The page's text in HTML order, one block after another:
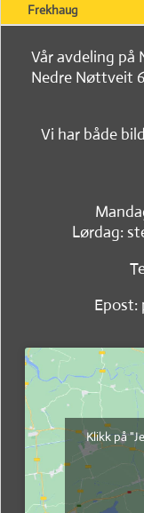
Frekhaug
Vår avdeling
Nedre Nøttveit
Vi har både
Lørdag:
Epost:
Klikk på